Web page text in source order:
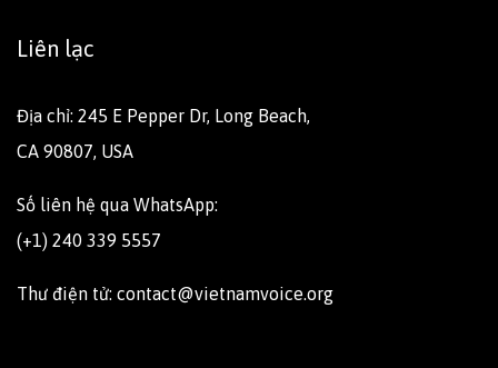
Liên lạc
Địa chỉ: 245 E Pepper Dr, Long Beach,
CA 90807, USA
Số liên hệ qua WhatsApp:
(+1) 240 339 5557
Thư điện tử: contact@vietnamvoice.org